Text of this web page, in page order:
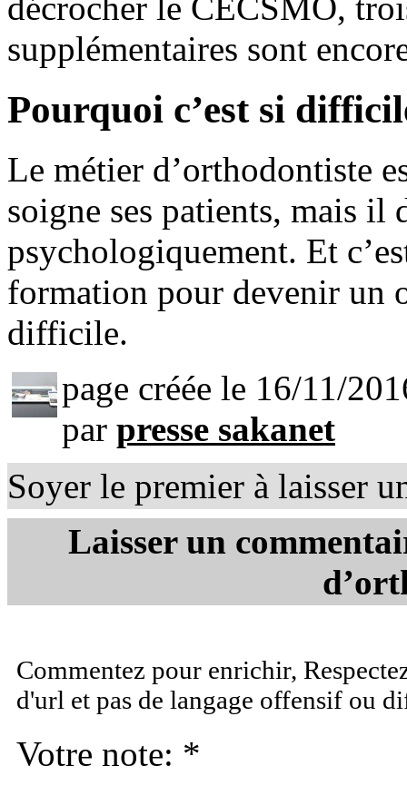
supplémentaires sont
Pourquoi c’est si
Le métier d’orthodontiste
soigne ses patients, mais il
psychologiquement. Et
formation pour devenir un
difficile.
page créée le 16/11/
par presse sakanet
Soyer le premier à laisser
Laisser un
Commentez pour enrichir,
d'url et pas de langage offensif ou
Votre note: *